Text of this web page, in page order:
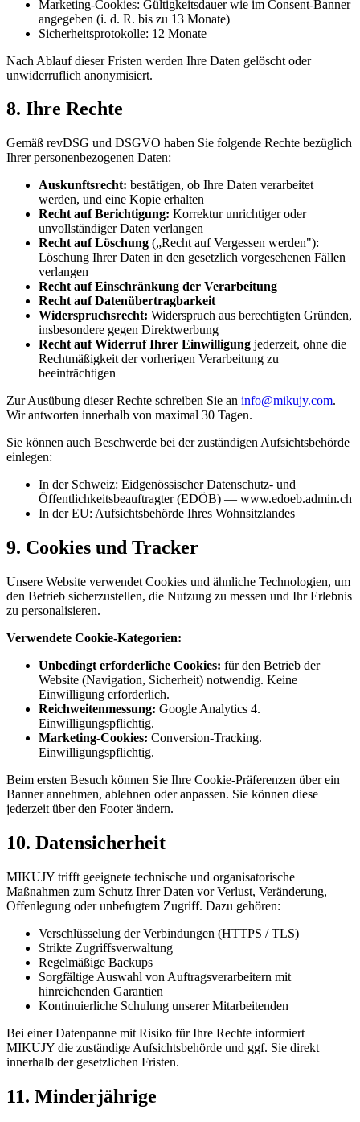
Marketing-Cookies: Gültigkeitsdauer wie im Consent-Banner
angegeben (i. d. R. bis zu 13 Monate)
Sicherheitsprotokolle: 12 Monate
Nach Ablauf dieser Fristen werden Ihre Daten gelöscht oder
unwiderruflich anonymisiert.
8. Ihre Rechte
Gemäß revDSG und DSGVO haben Sie folgende Rechte bezüglich
Ihrer personenbezogenen Daten:
Auskunftsrecht: bestätigen, ob Ihre Daten verarbeitet
werden, und eine Kopie erhalten
Recht auf Berichtigung: Korrektur unrichtiger oder
unvollständiger Daten verlangen
Recht auf Löschung („Recht auf Vergessen werden"):
Löschung Ihrer Daten in den gesetzlich vorgesehenen Fällen
verlangen
Recht auf Einschränkung der Verarbeitung
Recht auf Datenübertragbarkeit
Widerspruchsrecht: Widerspruch aus berechtigten Gründen,
insbesondere gegen Direktwerbung
Recht auf Widerruf Ihrer Einwilligung jederzeit, ohne die
Rechtmäßigkeit der vorherigen Verarbeitung zu
beeinträchtigen
Zur Ausübung dieser Rechte schreiben Sie an info@mikujy.com.
Wir antworten innerhalb von maximal 30 Tagen.
Sie können auch Beschwerde bei der zuständigen Aufsichtsbehörde
einlegen:
In der Schweiz: Eidgenössischer Datenschutz- und
Öffentlichkeitsbeauftragter (EDÖB) — www.edoeb.admin.ch
In der EU: Aufsichtsbehörde Ihres Wohnsitzlandes
9. Cookies und Tracker
Unsere Website verwendet Cookies und ähnliche Technologien, um
den Betrieb sicherzustellen, die Nutzung zu messen und Ihr Erlebnis
zu personalisieren.
Verwendete Cookie-Kategorien:
Unbedingt erforderliche Cookies: für den Betrieb der
Website (Navigation, Sicherheit) notwendig. Keine
Einwilligung erforderlich.
Reichweitenmessung: Google Analytics 4.
Einwilligungspflichtig.
Marketing-Cookies: Conversion-Tracking.
Einwilligungspflichtig.
Beim ersten Besuch können Sie Ihre Cookie-Präferenzen über ein
Banner annehmen, ablehnen oder anpassen. Sie können diese
jederzeit über den Footer ändern.
10. Datensicherheit
MIKUJY trifft geeignete technische und organisatorische
Maßnahmen zum Schutz Ihrer Daten vor Verlust, Veränderung,
Offenlegung oder unbefugtem Zugriff. Dazu gehören:
Verschlüsselung der Verbindungen (HTTPS / TLS)
Strikte Zugriffsverwaltung
Regelmäßige Backups
Sorgfältige Auswahl von Auftragsverarbeitern mit
hinreichenden Garantien
Kontinuierliche Schulung unserer Mitarbeitenden
Bei einer Datenpanne mit Risiko für Ihre Rechte informiert
MIKUJY die zuständige Aufsichtsbehörde und ggf. Sie direkt
innerhalb der gesetzlichen Fristen.
11. Minderjährige